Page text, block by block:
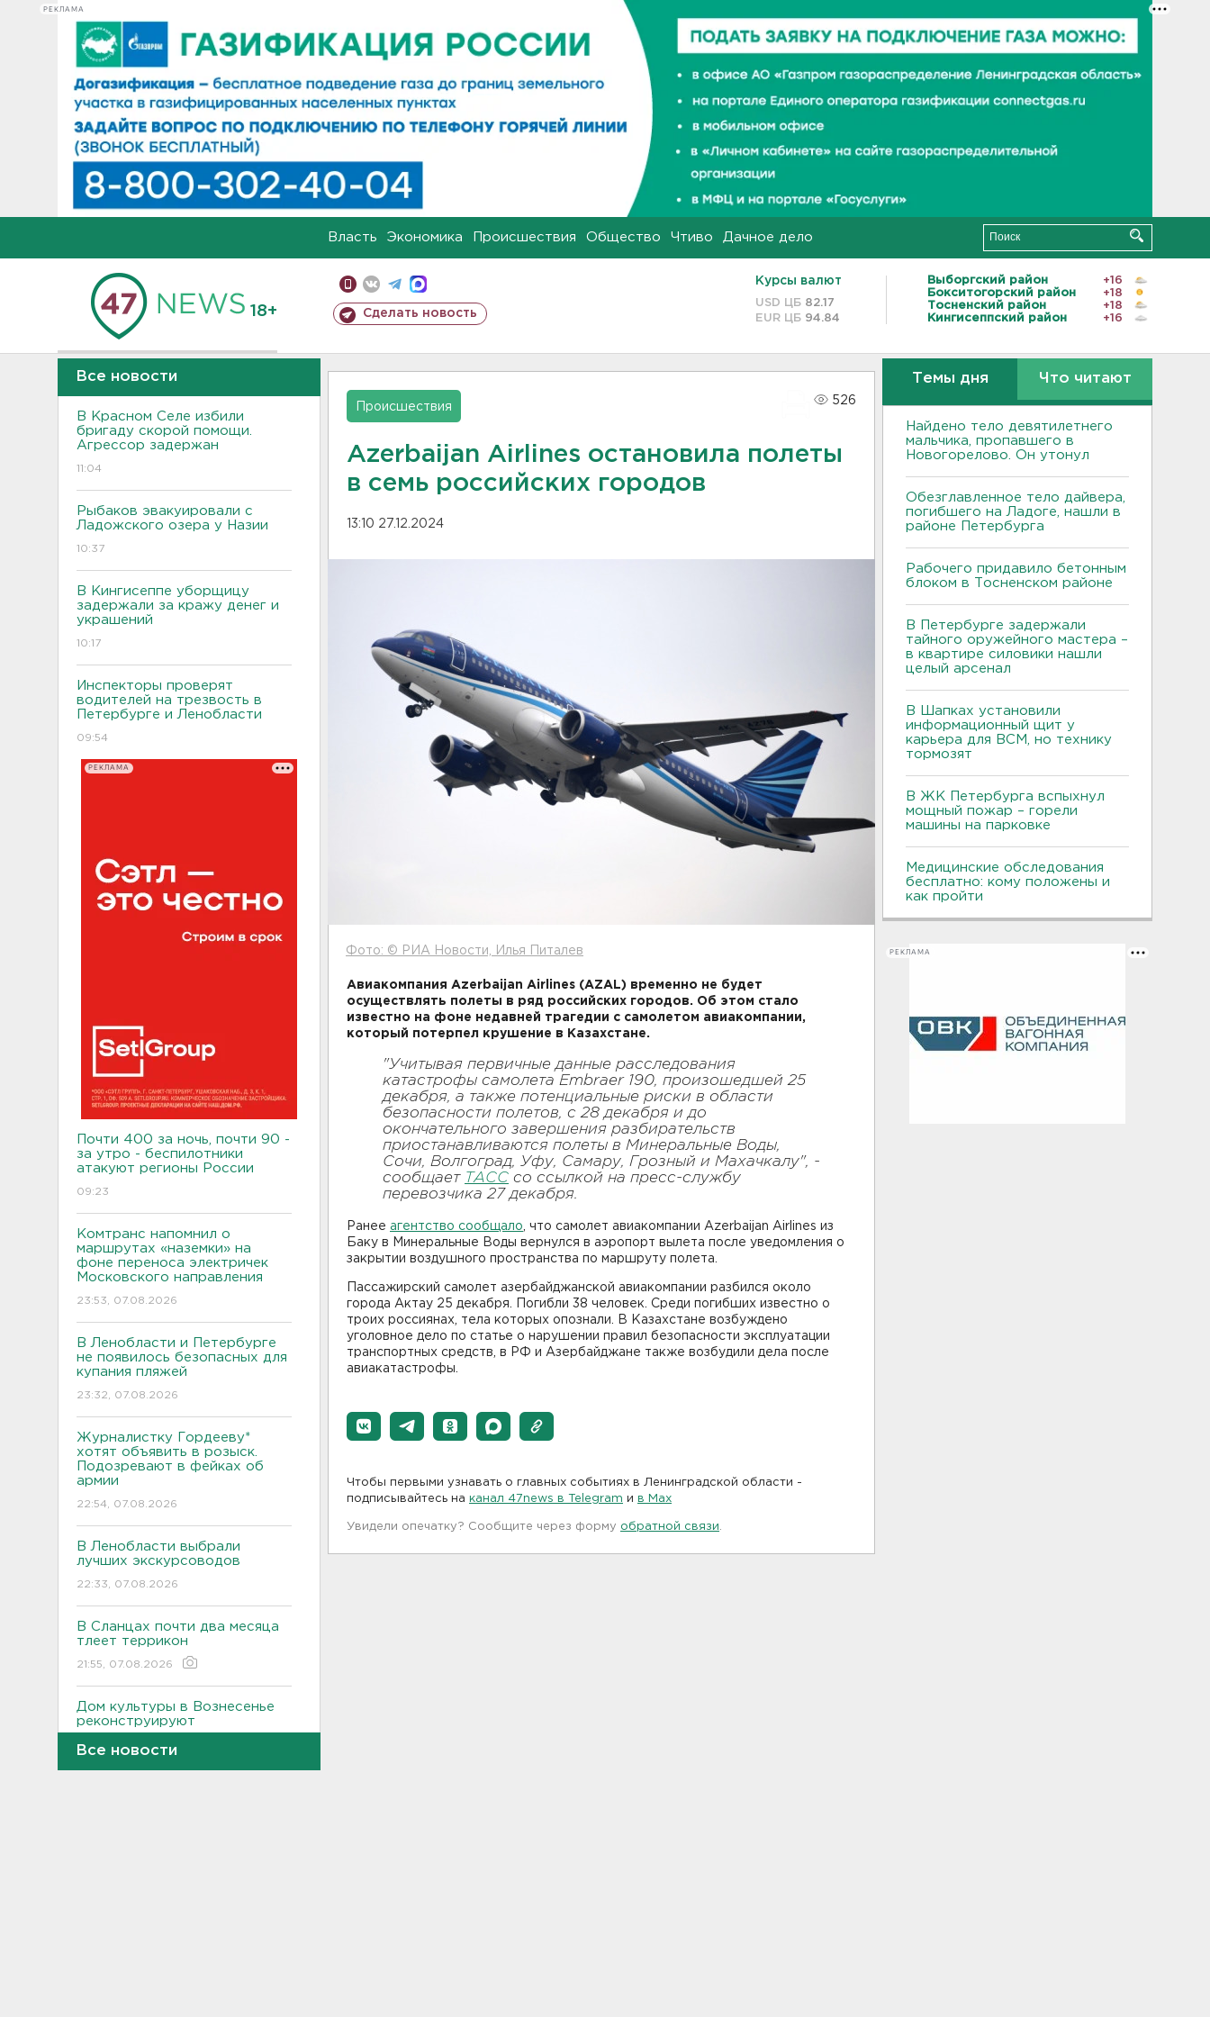
РЕКЛАМА
Власть Экономика Происшествия Общество Чтиво Дачное дело
18+ Сделать новость
Курсы валют
USD ЦБ 82.17
EUR ЦБ 94.84
Выборгский район
+16
Бокситогорский район
+18
Тосненский район
+18
Кингисеппский район
+16
Все новости
В Красном Селе избили
бригаду скорой помощи.
Агрессор задержан
11:04
Рыбаков эвакуировали с
Ладожского озера у Назии
10:37
В Кингисеппе уборщицу
задержали за кражу денег и
украшений
10:17
Инспекторы проверят
водителей на трезвость в
Петербурге и Ленобласти
09:54
РЕКЛАМА
Почти 400 за ночь, почти 90 -
за утро - беспилотники
атакуют регионы России
09:23
Комтранс напомнил о
маршрутах «наземки» на
фоне переноса электричек
Московского направления
23:53, 07.08.2026
В Ленобласти и Петербурге
не появилось безопасных для
купания пляжей
23:32, 07.08.2026
Журналистку Гордееву*
хотят объявить в розыск.
Подозревают в фейках об
армии
22:54, 07.08.2026
В Ленобласти выбрали
лучших экскурсоводов
22:33, 07.08.2026
В Сланцах почти два месяца
тлеет террикон
21:55, 07.08.2026
Дом культуры в Вознесенье
реконструируют
21:34, 07.08.2026
Все новости
Происшествия
526
Azerbaijan Airlines остановила полеты
в семь российских городов
13:10 27.12.2024
Фото: © РИА Новости, Илья Питалев
Авиакомпания Azerbaijan Airlines (AZAL) временно не будет
осуществлять полеты в ряд российских городов. Об этом стало
известно на фоне недавней трагедии с самолетом авиакомпании,
который потерпел крушение в Казахстане.
"Учитывая первичные данные расследования
катастрофы самолета Embraer 190, произошедшей 25
декабря, а также потенциальные риски в области
безопасности полетов, с 28 декабря и до
окончательного завершения разбирательств
приостанавливаются полеты в Минеральные Воды,
Сочи, Волгоград, Уфу, Самару, Грозный и Махачкалу", -
сообщает ТАСС со ссылкой на пресс-службу
перевозчика 27 декабря.
Ранее агентство сообщало , что самолет авиакомпании Azerbaijan Airlines из
Баку в Минеральные Воды вернулся в аэропорт вылета после уведомления о
закрытии воздушного пространства по маршруту полета.
Пассажирский самолет азербайджанской авиакомпании разбился около
города Актау 25 декабря. Погибли 38 человек. Среди погибших известно о
троих россиянах, тела которых опознали. В Казахстане возбуждено
уголовное дело по статье о нарушении правил безопасности эксплуатации
транспортных средств, в РФ и Азербайджане также возбудили дела после
авиакатастрофы.
Чтобы первыми узнавать о главных событиях в Ленинградской области -
подписывайтесь на канал 47news в Telegram и в Maх
Увидели опечатку? Сообщите через форму обратной связи
Темы дня Что читают
Найдено тело девятилетнего
мальчика, пропавшего в
Новогорелово. Он утонул
Обезглавленное тело дайвера,
погибшего на Ладоге, нашли в
районе Петербурга
Рабочего придавило бетонным
блоком в Тосненском районе
В Петербурге задержали
тайного оружейного мастера –
в квартире силовики нашли
целый арсенал
В Шапках установили
информационный щит у
карьера для ВСМ, но технику
тормозят
В ЖК Петербурга вспыхнул
мощный пожар – горели
машины на парковке
Медицинские обследования
бесплатно: кому положены и
как пройти
РЕКЛАМА